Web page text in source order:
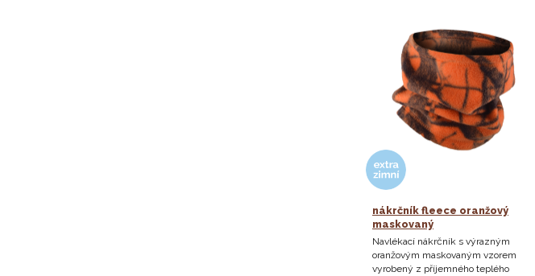
nákrčník fleece oranžový
maskovaný
Navlékací nákrčník s výrazným
oranžovým maskovaným vzorem
vyrobený z příjemného teplého